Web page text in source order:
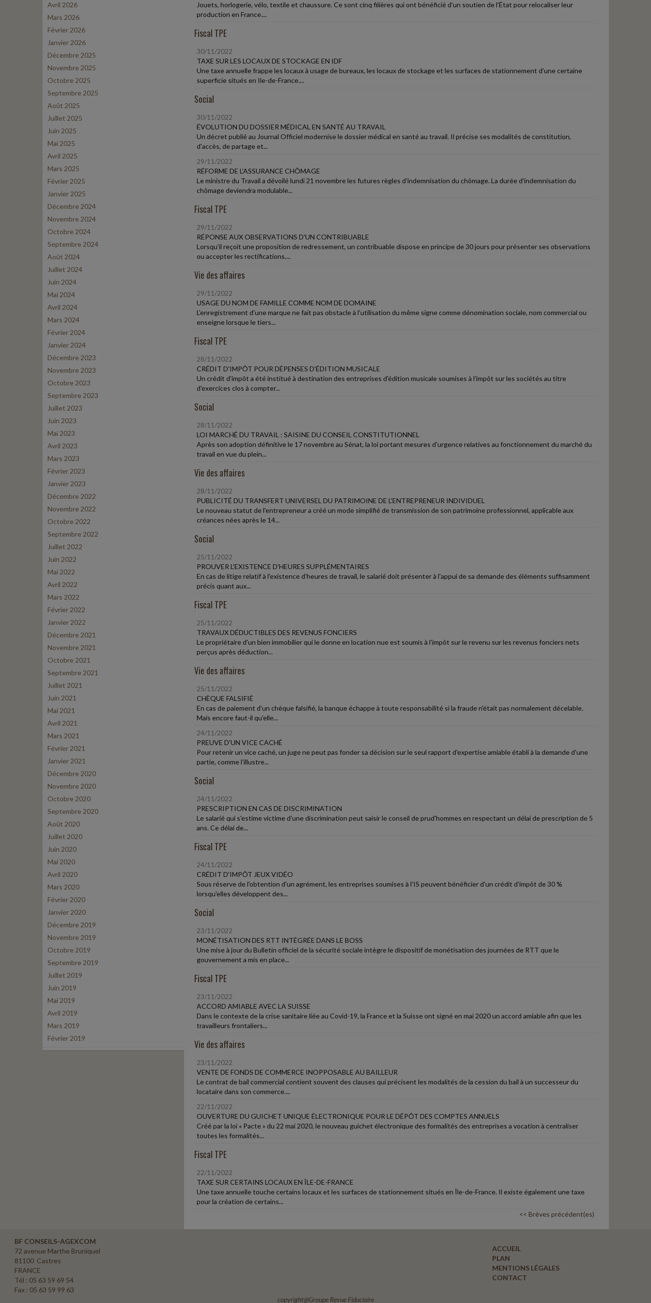
Avril 2026
Mars 2026
Février 2026
Janvier 2026
Décembre 2025
Novembre 2025
Octobre 2025
Septembre 2025
Août 2025
Juillet 2025
Juin 2025
Mai 2025
Avril 2025
Mars 2025
Février 2025
Janvier 2025
Décembre 2024
Novembre 2024
Octobre 2024
Septembre 2024
Août 2024
Juillet 2024
Juin 2024
Mai 2024
Avril 2024
Mars 2024
Février 2024
Janvier 2024
Décembre 2023
Novembre 2023
Octobre 2023
Septembre 2023
Juillet 2023
Juin 2023
Mai 2023
Avril 2023
Mars 2023
Février 2023
Janvier 2023
Décembre 2022
Novembre 2022
Octobre 2022
Septembre 2022
Juillet 2022
Juin 2022
Mai 2022
Avril 2022
Mars 2022
Février 2022
Janvier 2022
Décembre 2021
Novembre 2021
Octobre 2021
Septembre 2021
Juillet 2021
Juin 2021
Mai 2021
Avril 2021
Mars 2021
Février 2021
Janvier 2021
Décembre 2020
Novembre 2020
Octobre 2020
Septembre 2020
Août 2020
Juillet 2020
Juin 2020
Mai 2020
Avril 2020
Mars 2020
Février 2020
Janvier 2020
Décembre 2019
Novembre 2019
Octobre 2019
Septembre 2019
Juillet 2019
Juin 2019
Mai 2019
Avril 2019
Mars 2019
Février 2019
Jouets, horlogerie, vélo, textile et chaussure. Ce sont cinq filières qui ont bénéficié d'un soutien de l'État pour relocaliser leur
production en France....
Fiscal TPE
30/11/2022
TAXE SUR LES LOCAUX DE STOCKAGE EN IDF
Une taxe annuelle frappe les locaux à usage de bureaux, les locaux de stockage et les surfaces de stationnement d'une certaine
superficie situés en Ile-de-France....
Social
30/11/2022
ÉVOLUTION DU DOSSIER MÉDICAL EN SANTÉ AU TRAVAIL
Un décret publié au Journal Officiel modernise le dossier médical en santé au travail. Il précise ses modalités de constitution,
d'accès, de partage et...
29/11/2022
RÉFORME DE L'ASSURANCE CHÔMAGE
Le ministre du Travail a dévoilé lundi 21 novembre les futures règles d'indemnisation du chômage. La durée d'indemnisation du
chômage deviendra modulable...
Fiscal TPE
29/11/2022
RÉPONSE AUX OBSERVATIONS D'UN CONTRIBUABLE
Lorsqu'il reçoit une proposition de redressement, un contribuable dispose en principe de 30 jours pour présenter ses observations
ou accepter les rectifications....
Vie des affaires
29/11/2022
USAGE DU NOM DE FAMILLE COMME NOM DE DOMAINE
L'enregistrement d'une marque ne fait pas obstacle à l'utilisation du même signe comme dénomination sociale, nom commercial ou
enseigne lorsque le tiers...
Fiscal TPE
28/11/2022
CRÉDIT D'IMPÔT POUR DÉPENSES D'ÉDITION MUSICALE
Un crédit d'impôt a été institué à destination des entreprises d'édition musicale soumises à l'impôt sur les sociétés au titre
d'exercices clos à compter...
Social
28/11/2022
LOI MARCHÉ DU TRAVAIL : SAISINE DU CONSEIL CONSTITUTIONNEL
Après son adoption définitive le 17 novembre au Sénat, la loi portant mesures d'urgence relatives au fonctionnement du marché du
travail en vue du plein...
Vie des affaires
28/11/2022
PUBLICITÉ DU TRANSFERT UNIVERSEL DU PATRIMOINE DE L'ENTREPRENEUR INDIVIDUEL
Le nouveau statut de l'entrepreneur a créé un mode simplifié de transmission de son patrimoine professionnel, applicable aux
créances nées après le 14...
Social
25/11/2022
PROUVER L'EXISTENCE D'HEURES SUPPLÉMENTAIRES
En cas de litige relatif à l'existence d'heures de travail, le salarié doit présenter à l'appui de sa demande des éléments suffisamment
précis quant aux...
Fiscal TPE
25/11/2022
TRAVAUX DÉDUCTIBLES DES REVENUS FONCIERS
Le propriétaire d'un bien immobilier qui le donne en location nue est soumis à l'impôt sur le revenu sur les revenus fonciers nets
perçus après déduction...
Vie des affaires
25/11/2022
CHÈQUE FALSIFIÉ
En cas de paiement d'un chèque falsifié, la banque échappe à toute responsabilité si la fraude n'était pas normalement décelable.
Mais encore faut-il qu'elle...
24/11/2022
PREUVE D'UN VICE CACHÉ
Pour retenir un vice caché, un juge ne peut pas fonder sa décision sur le seul rapport d'expertise amiable établi à la demande d'une
partie, comme l'illustre...
Social
24/11/2022
PRESCRIPTION EN CAS DE DISCRIMINATION
Le salarié qui s'estime victime d'une discrimination peut saisir le conseil de prud'hommes en respectant un délai de prescription de 5
ans. Ce délai de...
Fiscal TPE
24/11/2022
CRÉDIT D'IMPÔT JEUX VIDÉO
Sous réserve de l'obtention d'un agrément, les entreprises soumises à l'IS peuvent bénéficier d'un crédit d'impôt de 30 %
lorsqu'elles développent des...
Social
23/11/2022
MONÉTISATION DES RTT INTÉGRÉE DANS LE BOSS
Une mise à jour du Bulletin officiel de la sécurité sociale intègre le dispositif de monétisation des journées de RTT que le
gouvernement a mis en place...
Fiscal TPE
23/11/2022
ACCORD AMIABLE AVEC LA SUISSE
Dans le contexte de la crise sanitaire liée au Covid-19, la France et la Suisse ont signé en mai 2020 un accord amiable afin que les
travailleurs frontaliers...
Vie des affaires
23/11/2022
VENTE DE FONDS DE COMMERCE INOPPOSABLE AU BAILLEUR
Le contrat de bail commercial contient souvent des clauses qui précisent les modalités de la cession du bail à un successeur du
locataire dans son commerce....
22/11/2022
OUVERTURE DU GUICHET UNIQUE ÉLECTRONIQUE POUR LE DÉPÔT DES COMPTES ANNUELS
Créé par la loi « Pacte » du 22 mai 2020, le nouveau guichet électronique des formalités des entreprises a vocation à centraliser
toutes les formalités...
Fiscal TPE
22/11/2022
TAXE SUR CERTAINS LOCAUX EN ÎLE-DE-FRANCE
Une taxe annuelle touche certains locaux et les surfaces de stationnement situés en Île-de-France. Il existe également une taxe
pour la création de certains...
<< Brèves précédent(es)
BF CONSEILS-AGEXCOM
72 avenue Marthe Bruniquel
81100 Castres
FRANCE
Tél : 05 63 59 69 54
Fax : 05 63 59 99 63
ACCUEIL
PLAN
MENTIONS LÉGALES
CONTACT
copyright@Groupe Revue Fiduciaire